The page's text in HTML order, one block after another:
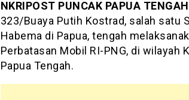
NKRIPOST PUNCAK PAPUA
323/Buaya Putih Kostrad, salah satu
Habema di Papua, tengah
Perbatasan Mobil RI-PNG, di wilayah
Papua Tengah.